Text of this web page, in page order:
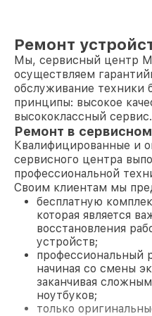
Ремонт
Мы, сервисный центр
осуществляем
обслуживание техники
принципы: высокое
высококлассный сервис.
Ремонт в
Квалифицированные и
сервисного центра
профессиональной
Своим клиентам мы
бесплатную
которая является
восстановления
устройств;
профессиональный
начиная со смены
заканчивая
ноутбуков;
только